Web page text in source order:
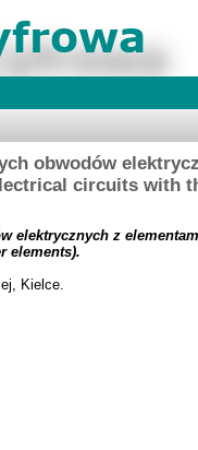
obwodów
circuits with
elektrycznych z
elements).
Kielce.